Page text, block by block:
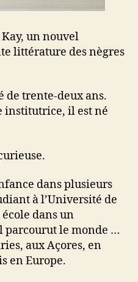
un nouvel
littérature des nègres
de trente-deux ans.
institutrice, il est né
dans plusieurs
à l’Université de
dans un
parcourut le monde …
aux Açores, en
en Europe.